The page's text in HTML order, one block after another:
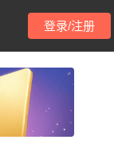
登录/注册